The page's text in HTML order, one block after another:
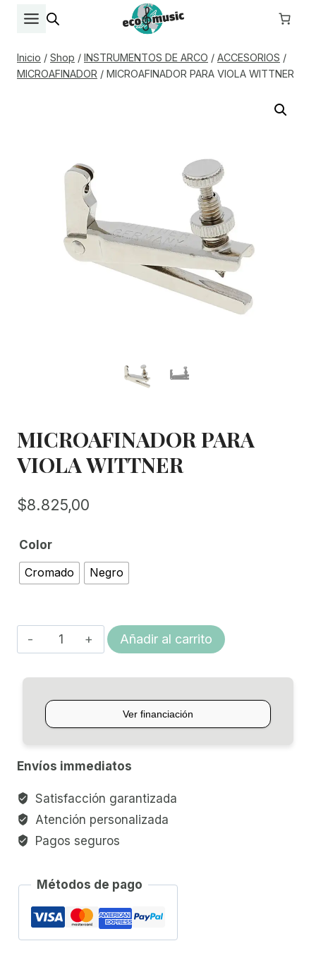
Inicio / Shop / INSTRUMENTOS DE ARCO / ACCESORIOS /
MICROAFINADOR / MICROAFINADOR PARA VIOLA WITTNER
MICROAFINADOR PARA
VIOLA WITTNER
$8.825,00
Color
Cromado
Negro
MICROAFINADOR
PARA
cantidad
Añadir al carrito
Envíos immediatos
Satisfacción garantizada
Atención personalizada
Pagos seguros
Métodos de pago